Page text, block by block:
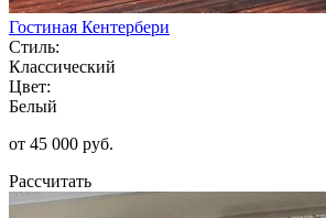
Гостиная Кентербери
Стиль:
Классический
Цвет:
Белый
от 45 000 руб.
Рассчитать